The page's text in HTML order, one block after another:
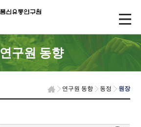
연구원 동향
연구원 동향 동정 원장